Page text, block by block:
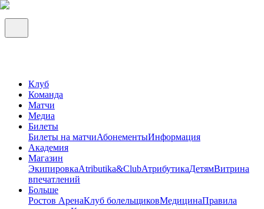
Клуб
Команда
Матчи
Медиа
Билеты
Билеты на матчиАбонементыИнформация
Академия
Магазин
ЭкипировкаAtributika&ClubАтрибутикаДетямВитрина
впечатлений
Больше
Ростов АренаКлуб болельщиковМедицинаПравила